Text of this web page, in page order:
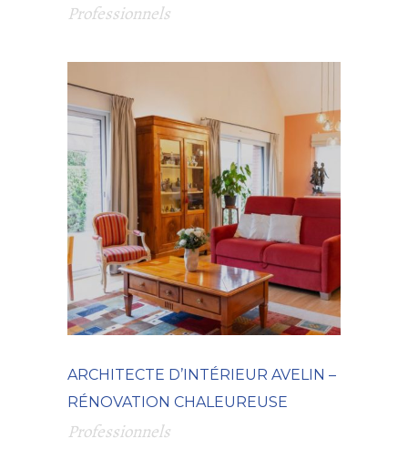
Professionnels
ARCHITECTE D’INTÉRIEUR AVELIN –
RÉNOVATION CHALEUREUSE
Professionnels